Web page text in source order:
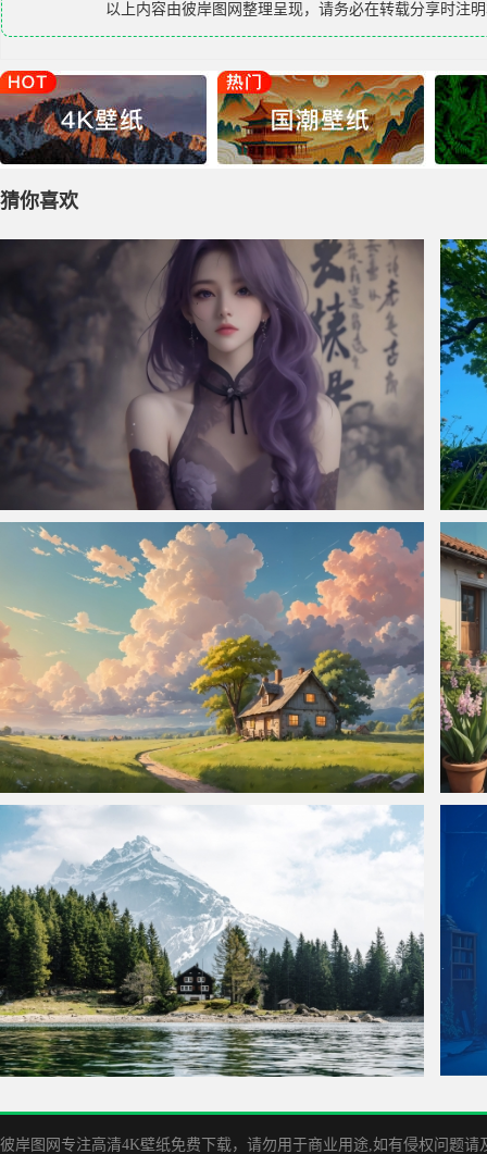
以上内容由彼岸图网 整理呈现，请务必在转载分享时注
猜你喜欢
仙侠凌仙 紫色长卷发美女 古风古典 4K壁纸 夏树
田园小屋风景 4k壁纸 3840x2160
彼岸图网专注高清4K壁纸免费下载，请勿用于商业用途,如有侵权问题